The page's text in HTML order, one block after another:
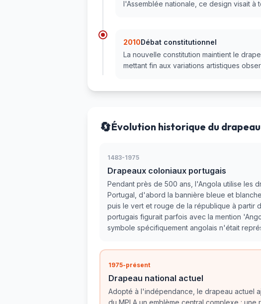
l'Assemblée nationale, ce design visait
2010Débat constitutionnel
La nouvelle constitution maintient le
mettant fin aux variations artistiques
🔄Évolution historique du drapeau
1483-1975
Drapeaux coloniaux portugais
Pendant près de 500 ans, l'Angola utilise les
Portugal, d'abord la bannière bleue et
puis le vert et rouge de la république à partir
portugais figurait parfois avec la mention
symbole spécifiquement angolais n'était
1975-présent
Drapeau national actuel
Adopté à l'indépendance, le drapeau actuel
du MPLA un emblème central complexe : une